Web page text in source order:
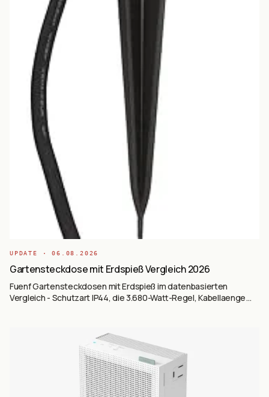
UPDATE ·06.08.2026
Gartensteckdose mit Erdspieß Vergleich 2026
Fuenf Gartensteckdosen mit Erdspieß im datenbasierten
Vergleich - Schutzart IP44, die 3.680-Watt-Regel, Kabellaenge